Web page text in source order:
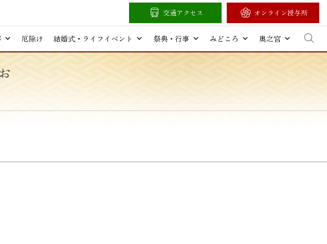
厄除け 結婚式・ライフイベント 祭典・行事 みどころ 奥之宮
交通アクセス オンライン授与所